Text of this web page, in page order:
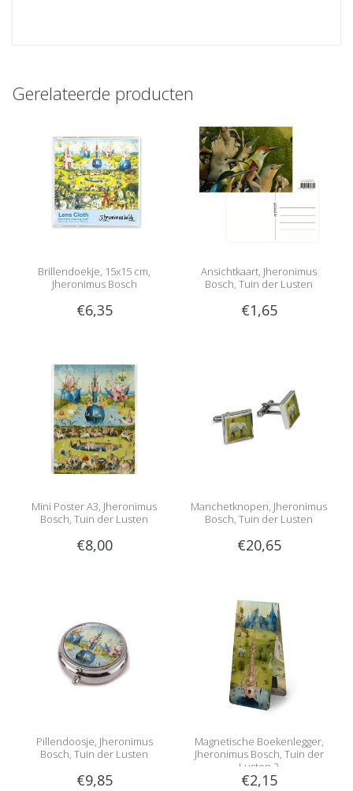
Gerelateerde producten
Brillendoekje, 15x15 cm,
Jheronimus Bosch
€6,35
Ansichtkaart, Jheronimus
Bosch, Tuin der Lusten
€1,65
Mini Poster A3, Jheronimus
Bosch, Tuin der Lusten
€8,00
Manchetknopen, Jheronimus
Bosch, Tuin der Lusten
€20,65
Pillendoosje, Jheronimus
Bosch, Tuin der Lusten
€9,85
Magnetische Boekenlegger,
Jheronimus Bosch, Tuin der
Lusten 2
€2,15